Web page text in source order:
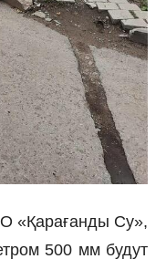
«Қарағанды Су»,
500 мм будут